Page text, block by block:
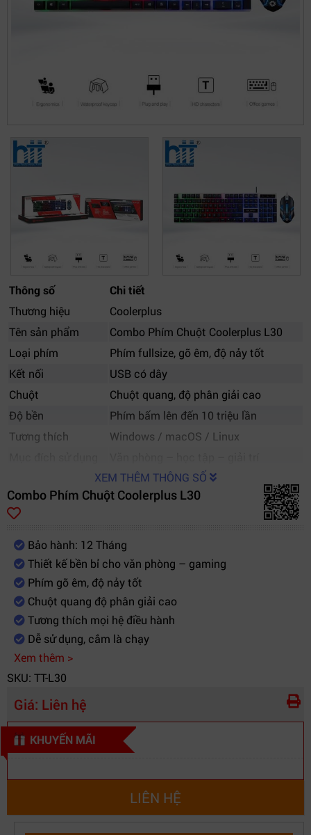
Thông số
Chi tiết
Thương hiệu
Coolerplus
Tên sản phẩm
Combo Phím Chuột Coolerplus L30
Loại phím
Phím fullsize, gõ êm, độ nảy tốt
Kết nối
USB có dây
Chuột
Chuột quang, độ phân giải cao
Độ bền
Phím bấm lên đến 10 triệu lần
Tương thích
Windows / macOS / Linux
XEM THÊM THÔNG SỐ
Combo Phím Chuột Coolerplus L30
Bảo hành: 12 Tháng
Thiết kế bền bỉ cho văn phòng – gaming
Phím gõ êm, độ nảy tốt
Chuột quang độ phân giải cao
Tương thích mọi hệ điều hành
Dễ sử dụng, cắm là chạy
Xem thêm >
SKU: TT-L30
Giá: Liên hệ
KHUYẾN MÃI
LIÊN HỆ